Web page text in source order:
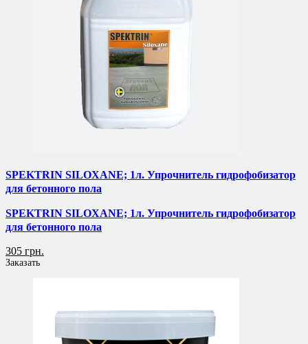
SPEKTRIN SILOXANE; 1л. Упрочнитель гидрофобизатор
для бетонного пола
SPEKTRIN SILOXANE; 1л. Упрочнитель гидрофобизатор
для бетонного пола
305 грн.
Заказать